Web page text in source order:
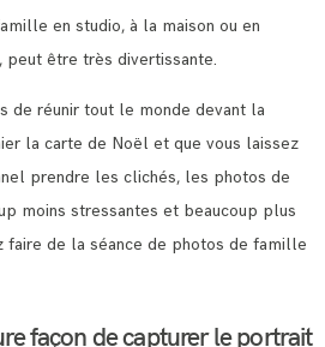
en studio, à la maison ou en
peut être très divertissante.
de réunir tout le monde devant la
la carte de Noël et que vous laissez
prendre les clichés, les photos de
moins stressantes et beaucoup plus
faire de la séance de photos de famille
façon de capturer le portrait